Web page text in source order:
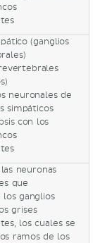
(ganglios
neuronales de
simpáticos
con los
neuronas
que
los ganglios
grises
los cuales se
ramos de los